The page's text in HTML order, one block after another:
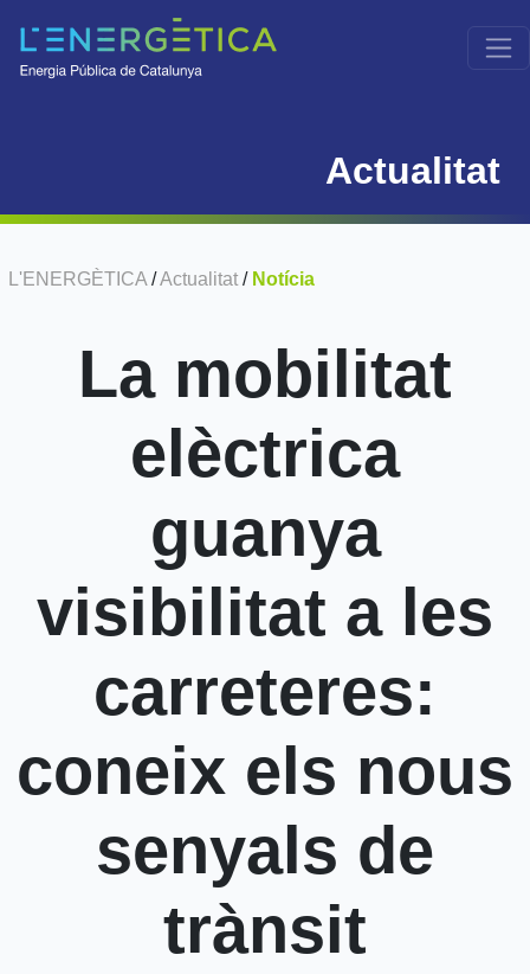
Actualitat
L'ENERGÈTICA /Actualitat / Notícia
La mobilitat
elèctrica
guanya
visibilitat a les
carreteres:
coneix els nous
senyals de
trànsit